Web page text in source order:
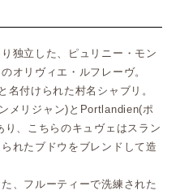
独立した、ピュリニー・モン
オリヴィエ・ルフレーヴ。
名付けられた村名シャブリ。
メリジャン)とPortlandien(ポ
、こちらのキュヴェはスラン
れたブドウをブレンドして造
、フルーティーで洗練された